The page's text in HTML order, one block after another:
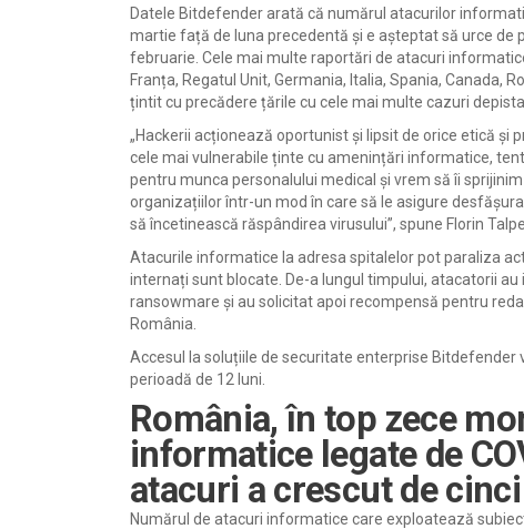
Datele Bitdefender arată că numărul atacurilor
martie față de luna precedentă și e așteptat să urce de
februarie. Cele mai multe raportări de atacuri
Franța, Regatul Unit, Germania, Italia, Spania, Canada,
țintit cu precădere țările cu cele mai multe cazuri
„Hackerii acționează oportunist și lipsit de orice etică
cele mai vulnerabile ținte cu amenințări informatice,
pentru munca personalului medical și vrem să îi
organizațiilor într-un mod în care să le asigure
să încetinească răspândirea virusului”, spune Florin
Atacurile informatice la adresa spitalelor pot paraliza
internați sunt blocate. De-a lungul timpului, atacatorii
ransowmare și au solicitat apoi recompensă pentru
România.
Accesul la soluțiile de securitate enterprise
perioadă de 12 luni.
România, în top zece
informatice legate de
atacuri a crescut de
Numărul de atacuri informatice care exploatează